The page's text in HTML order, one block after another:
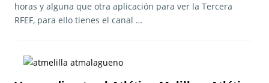
horas y alguna que otra aplicación para ver la Tercera
RFEF, para ello tienes el canal …